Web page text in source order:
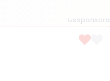
Gesponsord